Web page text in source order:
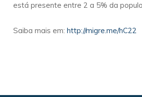
está presente entre 2 a 5% da
Saiba mais em: http://migre.me/hC22